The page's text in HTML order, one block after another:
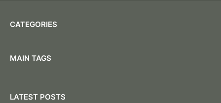
CATEGORIES
MAIN TAGS
LATEST POSTS